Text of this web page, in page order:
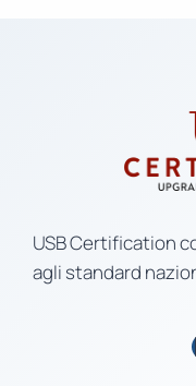
USB Certification
agli standard